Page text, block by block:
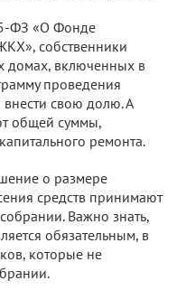
ФЗ «О Фонде
собственники
домах, включенных в
проведения
свою долю. А
общей суммы,
ремонта.
о размере
средств принимают
Важно знать,
обязательным, в
которые не